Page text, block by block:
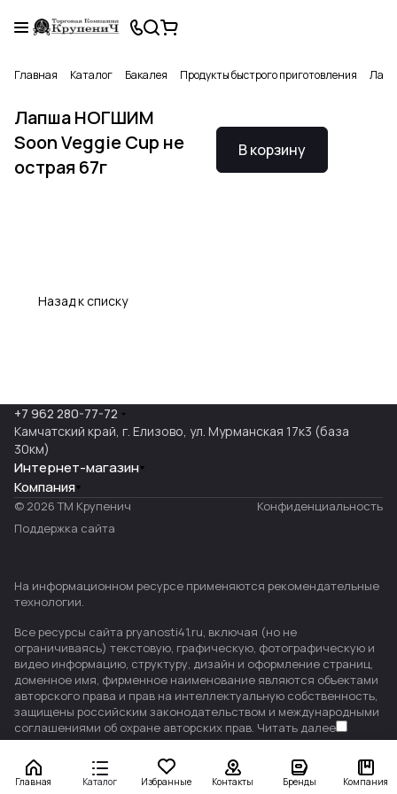
Главная Каталог Бакалея Продукты быстрого приготовления
Лапша НОГШИМ
Soon Veggie Cup не
острая 67г
В корзину
Назад к списку
Главная Каталог Избранные Контакты Бренды Компания
+7 962 280-77-72
Камчатский край, г. Елизово, ул. Мурманская 17к3 (база
30км)
Интернет-магазин
Компания
© 2026 ТМ Крупенич
Конфиденциальность
Поддержка сайта
На информационном ресурсе применяются рекомендательные
технологии.
Все ресурсы сайта pryanosti41.ru, включая (но не
ограничиваясь) текстовую, графическую, фотографическую и
видео информацию, структуру, дизайн и оформление страниц,
доменное имя, фирменное наименование являются объектами
авторского права и прав на интеллектуальную собственность,
защищены российским законодательством и международными
соглашениями об охране авторских прав. Читать далее